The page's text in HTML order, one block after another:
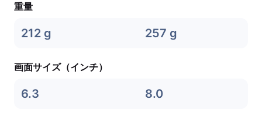
重量
212 g 257 g
画面サイズ（インチ）
6.3 8.0